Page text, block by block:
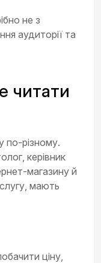
не з
аудиторії та
читати
по-різному.
керівник
магазину й
мають
ціну,